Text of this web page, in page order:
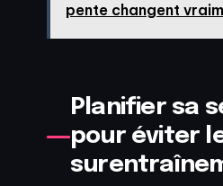
pente changent
Planifier sa
pour éviter